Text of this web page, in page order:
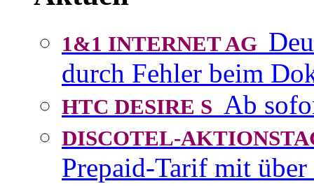
1&1 INTERNET AG
durch Fehler beim
HTC DESIRE S Ab
DISCOTEL-
Prepaid-Tarif mit